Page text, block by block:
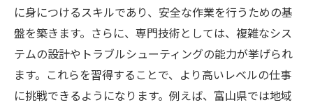
に身につけるスキルであり、安全な作業を行うための基
盤を築きます。さらに、専門技術としては、複雑なシス
テムの設計やトラブルシューティングの能力が挙げられ
ます。これらを習得することで、より高いレベルの仕事
に挑戦できるようになります。例えば、富山県では地域